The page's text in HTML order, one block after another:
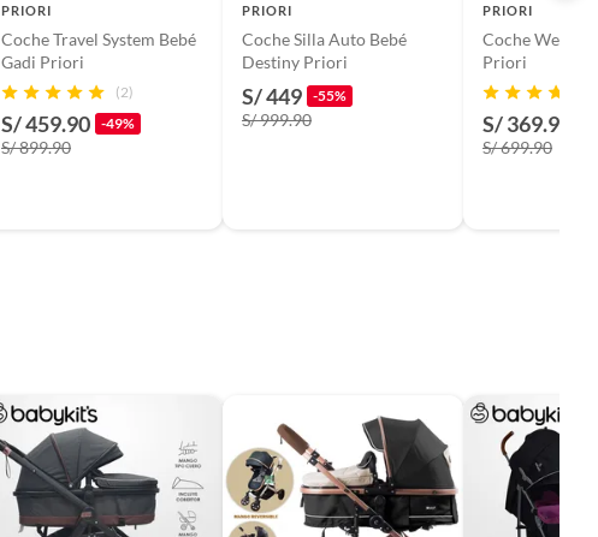
PRIORI
Coche Travel System Bebé
Gadi Priori
(2)
S/ 459.90 -49%
S/ 899.90
PRIORI
Coche Silla Auto Bebé
Destiny Priori
S/ 449 -55%
S/ 999.90
PRIORI
Coche Welly
Priori
S/ 369.90
S/ 699.90